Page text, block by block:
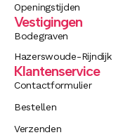
Openingstijden
Vestigingen
Bodegraven
Hazerswoude-Rijndijk
Klantenservice
Contactformulier
Bestellen
Verzenden